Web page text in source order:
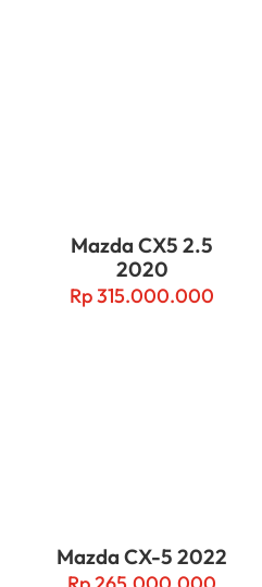
Mazda CX5 2.5
2020
Rp315.000.000
Mazda CX-5 2022